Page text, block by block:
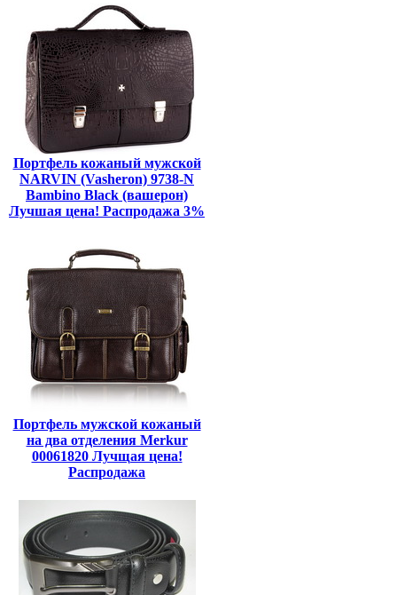
Портфель кожаный мужской
NARVIN (Vasheron) 9738-N
Bambino Black (вашерон)
Лучшая цена! Распродажа 3%
Портфель мужской кожаный
на два отделения Merkur
00061820 Лучщая цена!
Распродажа